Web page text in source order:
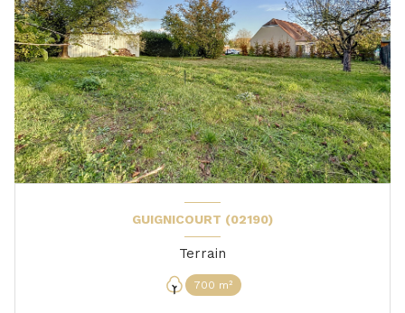
GUIGNICOURT (02190)
Terrain
700 m²